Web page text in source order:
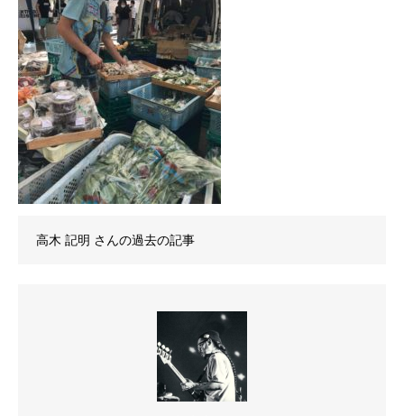
高木 記明 さんの過去の記事